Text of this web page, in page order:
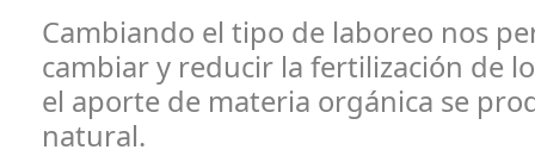
Cambiando el tipo de laboreo nos
cambiar y reducir la fertilización de
el aporte de materia orgánica se
natural.